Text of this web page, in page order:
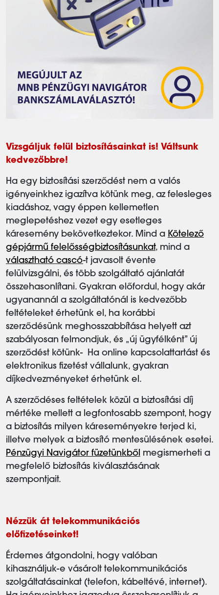
Vizsgáljuk felül biztosításainkat is! Váltsunk
kedvezőbbre!
Ha egy biztosítási szerződést nem a valós
igényeinkhez igazítva kötünk meg, az felesleges
kiadáshoz, vagy éppen kellemetlen
meglepetéshez vezet egy esetleges
káresemény bekövetkeztekor. Mind a Kötelező
gépjármű felelősségbiztosításunkat, mind a
választható cascó-t javasolt évente
felülvizsgálni, és több szolgáltató ajánlatát
összehasonlítani. Gyakran előfordul, hogy akár
ugyanannál a szolgáltatónál is kedvezőbb
feltételeket érhetünk el, ha korábbi
szerződésünk meghosszabbítása helyett azt
szabályosan felmondjuk, és „új ügyfélként” új
szerződést kötünk- Ha online kapcsolattartást és
elektronikus fizetést vállalunk, gyakran
díjkedvezményeket érhetünk el.
A szerződéses feltételek közül a biztosítási díj
mértéke mellett a legfontosabb szempont, hogy
a biztosítás milyen káreseményekre terjed ki,
illetve melyek a biztosító mentesülésének esetei.
Pénzügyi Navigátor füzetünkből megismerheti a
megfelelő biztosítás kiválasztásának
szempontjait.
Nézzük át telekommunikációs
előfizetéseinket!
Érdemes átgondolni, hogy valóban
kihasználjuk-e vásárolt telekommunikációs
szolgáltatásainkat (telefon, kábeltévé, internet).